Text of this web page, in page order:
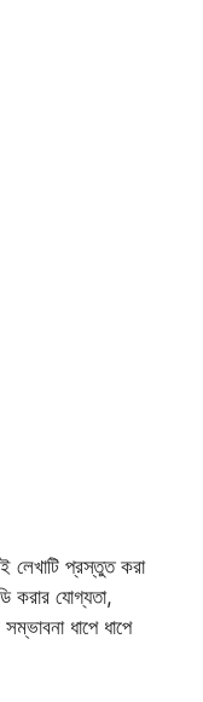
প্রস্তুত করা
করার যোগ্যতা,
ধাপে ধাপে